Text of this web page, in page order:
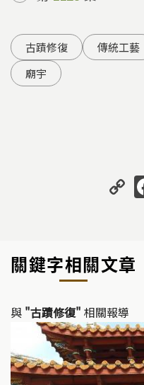
古蹟修復 傳統工藝
廟宇
C
o
y
Li
k
關鍵字相關文章
與 "古蹟修復" 相關報導